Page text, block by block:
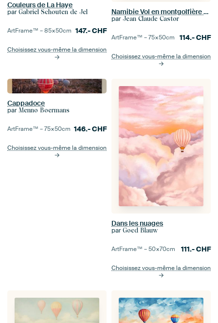
Couleurs de La Haye
par Gabriel Schouten de Jel
ArtFrame™ –85×50cm 147.-CHF
Choisissez vous-même la dimension
Namibie Vol en montgolfière au-dessus du désert du Namib
par Jean Claude Castor
ArtFrame™ –75×50cm 114.-CHF
Choisissez vous-même la dimension
Cappadoce
par Menno Boermans
ArtFrame™ –75×50cm 146.-CHF
Choisissez vous-même la dimension
Dans les nuages
par Goed Blauw
ArtFrame™ –50×70cm 111.-CHF
Choisissez vous-même la dimension